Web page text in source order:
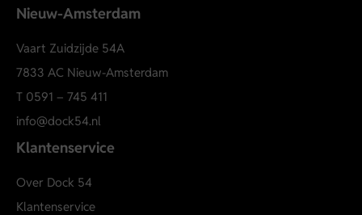
Nieuw-Amsterdam
Vaart Zuidzijde 54A
7833 AC Nieuw-Amsterdam
T 0591 – 745 411
info@dock54.nl
Klantenservice
Over Dock 54
Klantenservice